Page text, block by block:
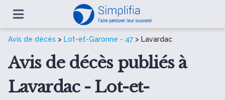
Avis de décès > Lot-et-Garonne - 47 > Lavardac
Avis de décès publiés à
Lavardac - Lot-et-